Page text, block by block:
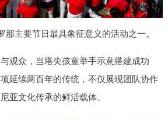
那主要节日最具象征意义的活动之一。
观众，当塔尖孩童举手示意搭建成功
延续两百年的传统，不仅展现团队协作
亚文化传承的鲜活载体。